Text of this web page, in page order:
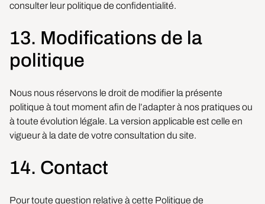
consulter leur politique de confidentialité.
13. Modifications de la
politique
Nous nous réservons le droit de modifier la présente
politique à tout moment afin de l’adapter à nos pratiques ou
à toute évolution légale. La version applicable est celle en
vigueur à la date de votre consultation du site.
14. Contact
Pour toute question relative à cette Politique de